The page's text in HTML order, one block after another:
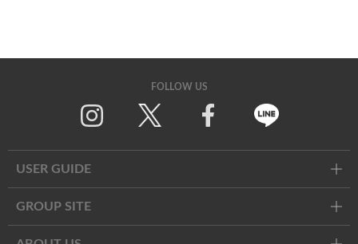
FOLLOW US
USER GUIDE
GROUP SITE